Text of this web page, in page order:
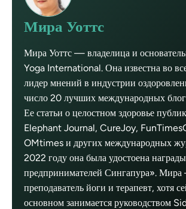
Мира Уоттс
Мира Уоттс — владелица и
Yoga International. Она известна во
лидер мнений в индустрии
число 20 лучших международных
Ее статьи о целостном здоровье
Elephant Journal, CureJoy,
OMtimes и других международных
2022 году она была удостоена
предпринимателей Сингапура».
преподаватель йоги и терапевт, хотя
основном занимается руководством